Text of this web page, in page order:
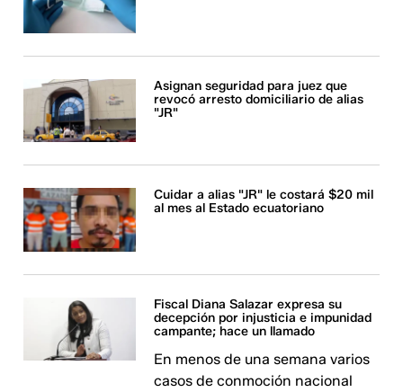
Asignan seguridad para juez que
revocó arresto domiciliario de alias
"JR"
Cuidar a alias "JR" le costará $20 mil
al mes al Estado ecuatoriano
Fiscal Diana Salazar expresa su
decepción por injusticia e impunidad
campante; hace un llamado
En menos de una semana varios
casos de conmoción nacional